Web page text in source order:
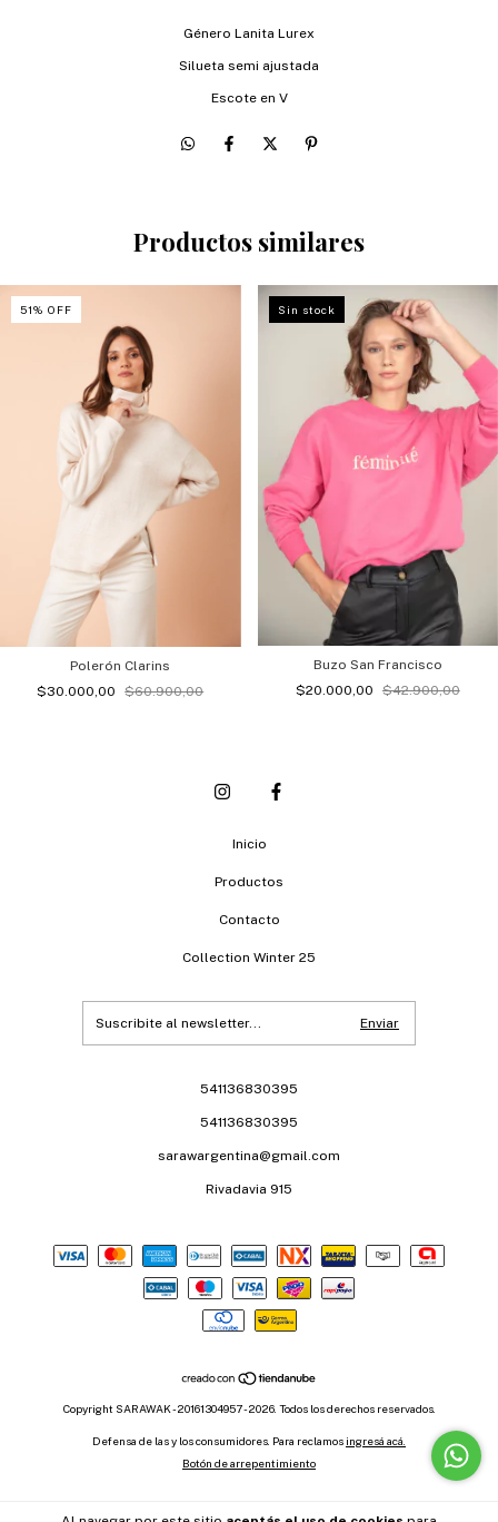
Género Lanita Lurex
Silueta semi ajustada
Escote en V
Productos similares
51% OFF
Polerón Clarins
$30.000,00
$60.900,00
Sin stock
Buzo San Francisco
$20.000,00
$42.900,00
Inicio
Productos
Contacto
Collection Winter 25
541136830395
541136830395
sarawargentina@gmail.com
Rivadavia 915
Copyright SARAWAK - 20161304957 - 2026. Todos los derechos reservados.
Defensa de las y los consumidores. Para reclamos ingresá acá.
Botón de arrepentimiento